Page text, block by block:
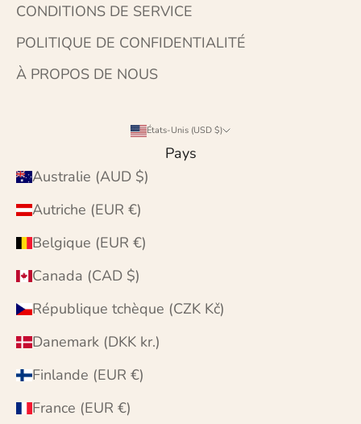
CONDITIONS DE SERVICE
POLITIQUE DE CONFIDENTIALITÉ
À PROPOS DE NOUS
États-Unis (USD $)
Pays
Australie (AUD $)
Autriche (EUR €)
Belgique (EUR €)
Canada (CAD $)
République tchèque (CZK Kč)
Danemark (DKK kr.)
Finlande (EUR €)
France (EUR €)